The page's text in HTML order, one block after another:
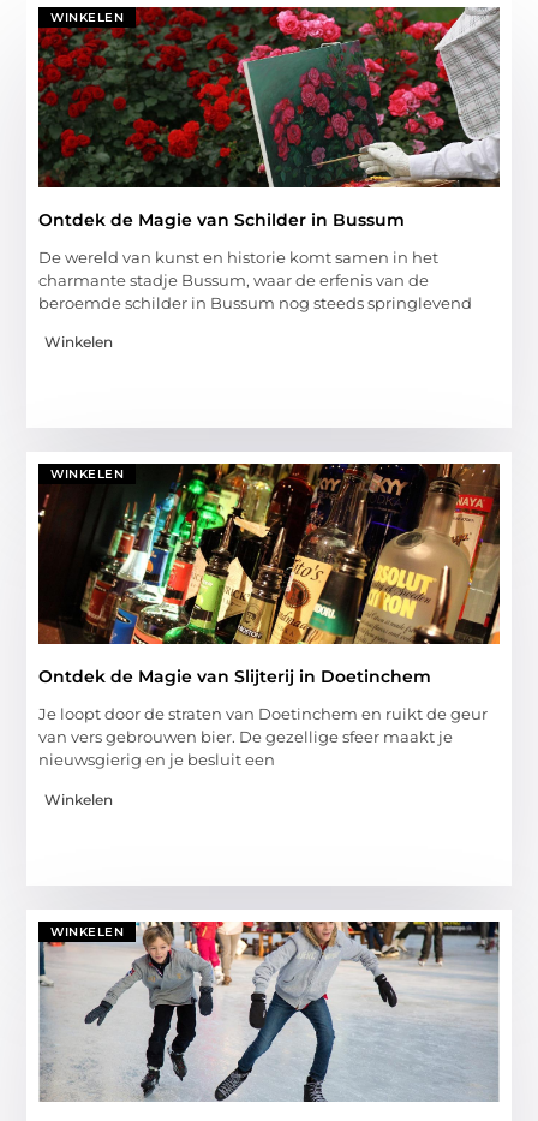
WINKELEN
Ontdek de Magie van Schilder in Bussum
De wereld van kunst en historie komt samen in het
charmante stadje Bussum, waar de erfenis van de
beroemde schilder in Bussum nog steeds springlevend
Winkelen
WINKELEN
Ontdek de Magie van Slijterij in Doetinchem
Je loopt door de straten van Doetinchem en ruikt de geur
van vers gebrouwen bier. De gezellige sfeer maakt je
nieuwsgierig en je besluit een
Winkelen
WINKELEN